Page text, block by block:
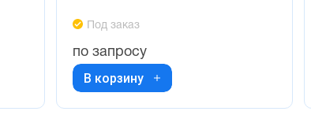
Под заказ
по запросу
В корзину